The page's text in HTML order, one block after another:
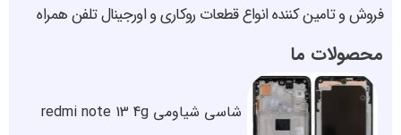
فروش و تامین کننده انواع قطعات روکاری و اورجینال تلفن همراه
محصولات ما
شاسی شیاومی redmi note 13 4g